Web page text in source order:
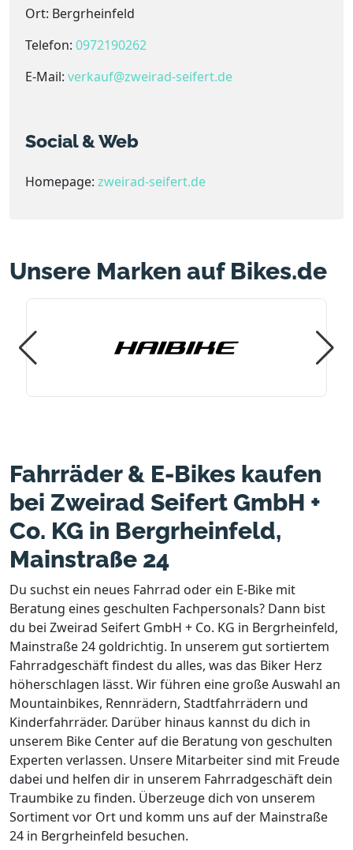
Ort: Bergrheinfeld
Telefon: 0972190262
E-Mail: verkauf@zweirad-seifert.de
Social & Web
Homepage: zweirad-seifert.de
Unsere Marken auf Bikes.de
Fahrräder & E-Bikes kaufen
bei Zweirad Seifert GmbH +
Co. KG in Bergrheinfeld,
Mainstraße 24
Du suchst ein neues Fahrrad oder ein E-Bike mit
Beratung eines geschulten Fachpersonals? Dann bist
du bei Zweirad Seifert GmbH + Co. KG in Bergrheinfeld,
Mainstraße 24 goldrichtig. In unserem gut sortiertem
Fahrradgeschäft findest du alles, was das Biker Herz
höherschlagen lässt. Wir führen eine große Auswahl an
Mountainbikes, Rennrädern, Stadtfahrrädern und
Kinderfahrräder. Darüber hinaus kannst du dich in
unserem Bike Center auf die Beratung von geschulten
Experten verlassen. Unsere Mitarbeiter sind mit Freude
dabei und helfen dir in unserem Fahrradgeschäft dein
Traumbike zu finden. Überzeuge dich von unserem
Sortiment vor Ort und komm uns auf der Mainstraße
24 in Bergrheinfeld besuchen.